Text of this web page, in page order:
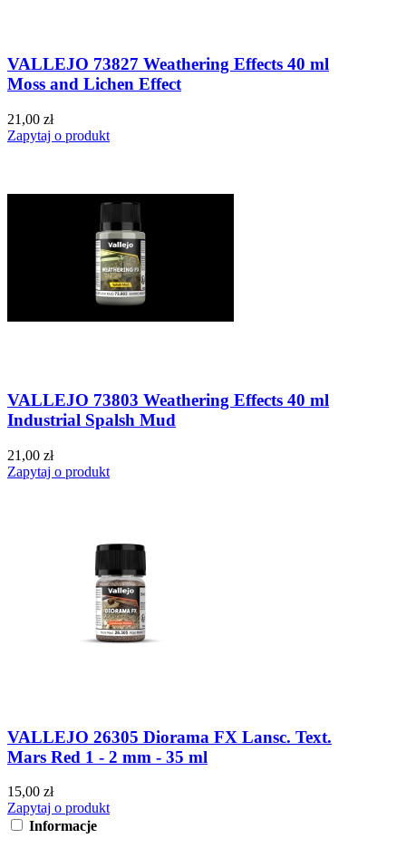
VALLEJO 73827 Weathering Effects 40 ml
Moss and Lichen Effect
21,00 zł
Zapytaj o produkt
VALLEJO 73803 Weathering Effects 40 ml
Industrial Spalsh Mud
21,00 zł
Zapytaj o produkt
VALLEJO 26305 Diorama FX Lansc. Text.
Mars Red 1 - 2 mm - 35 ml
15,00 zł
Zapytaj o produkt
Informacje